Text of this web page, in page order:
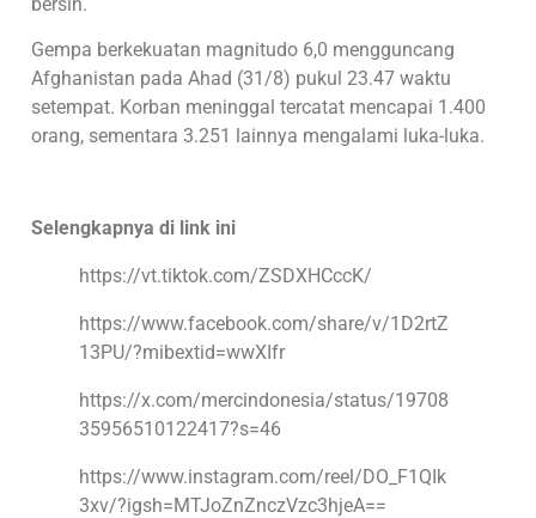
Gempa berkekuatan magnitudo 6,0 mengguncang
Afghanistan pada Ahad (31/8) pukul 23.47 waktu
setempat. Korban meninggal tercatat mencapai 1.400
orang, sementara 3.251 lainnya mengalami luka-luka.
Selengkapnya di link ini
https://vt.tiktok.com/ZSDXHCccK/
https://www.facebook.com/share/v/1D2rtZ
13PU/?mibextid=wwXIfr
https://x.com/mercindonesia/status/19708
35956510122417?s=46
https://www.instagram.com/reel/DO_F1QIk
3xv/?igsh=MTJoZnZnczVzc3hjeA==